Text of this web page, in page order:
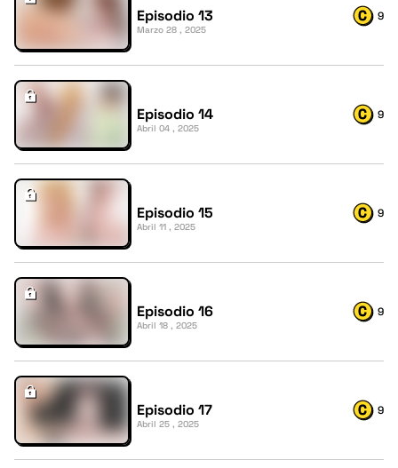
Episodio 13
Marzo 28 , 2025
9
Episodio 14
Abril 04 , 2025
9
Episodio 15
Abril 11 , 2025
9
Episodio 16
Abril 18 , 2025
9
Episodio 17
Abril 25 , 2025
9